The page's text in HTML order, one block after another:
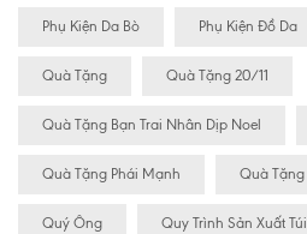
Phụ Kiện Da Bò Phụ Kiện Đồ Da
Quà Tặng Quà Tặng 20/11
Quà Tặng Bạn Trai Nhân Dịp Noel
Quà Tặng Phái Mạnh Quà
Quý Ông Quy Trình Sản Xuất